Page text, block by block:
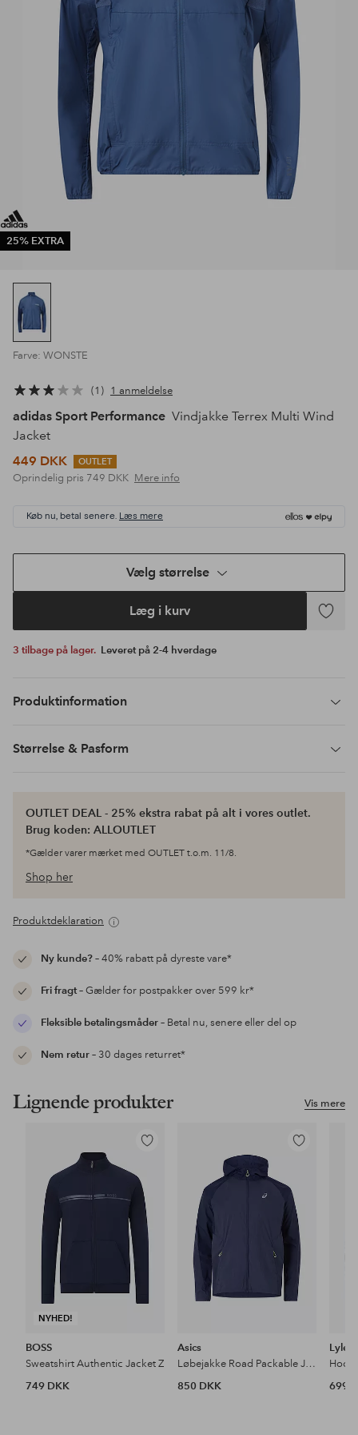
25% EXTRA
Farve: WONSTE
1 1 anmeldelse
adidas Sport Performance Vindjakke Terrex Multi Wind
Jacket
449 DKK
OUTLET
Oprindelig pris 749 DKK Mere info
Køb nu, betal senere. Læs mere
Vælg størrelse
Læg i kurv
Tilføj
3 tilbage på lager. Leveret på 2-4 hverdage
Produktinformation
Størrelse & Pasform
OUTLET DEAL - 25% ekstra rabat på alt i vores outlet.
Brug koden: ALLOUTLET
*Gælder varer mærket med OUTLET t.o.m. 11/8.
Shop her
Produktdeklaration
Ny kunde?– 40% rabatt på dyreste vare*
Fri fragt– Gælder for postpakker over 599 kr*
Fleksible betalingsmåder– Betal nu, senere eller del op
Nem retur– 30 dages returret*
Vis mere
Lignende produkter
NYHED!
Tilføj
favoritter
BOSS
Sweatshirt Authentic Jacket Z
749 DKK
Tilføj
Asics
Løbejakke Road Packable Jacket
850 DKK
Lyle
699